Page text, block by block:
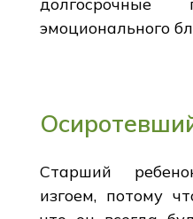
эмоционального
Старший
изгоем, потому